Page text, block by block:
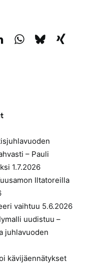
– Pauli
1.7.2026
Iltatoreilla
vaihtuu 5.6.2026
uudistuu –
juhlavuoden
kävijäennätykset